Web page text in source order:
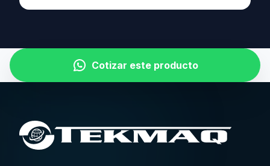
Cotizar este producto